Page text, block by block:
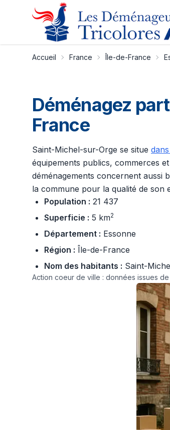
Accueil France Île-de-France
Déménagez
France
Saint-Michel-sur-Orge se situe
équipements publics, commerces
déménagements concernent aussi
la commune pour la qualité de son
Population : 21 437
Superficie : 5 km2
Département : Essonne
Région : Île-de-France
Nom des habitants : Saint-
Action coeur de ville : données issues